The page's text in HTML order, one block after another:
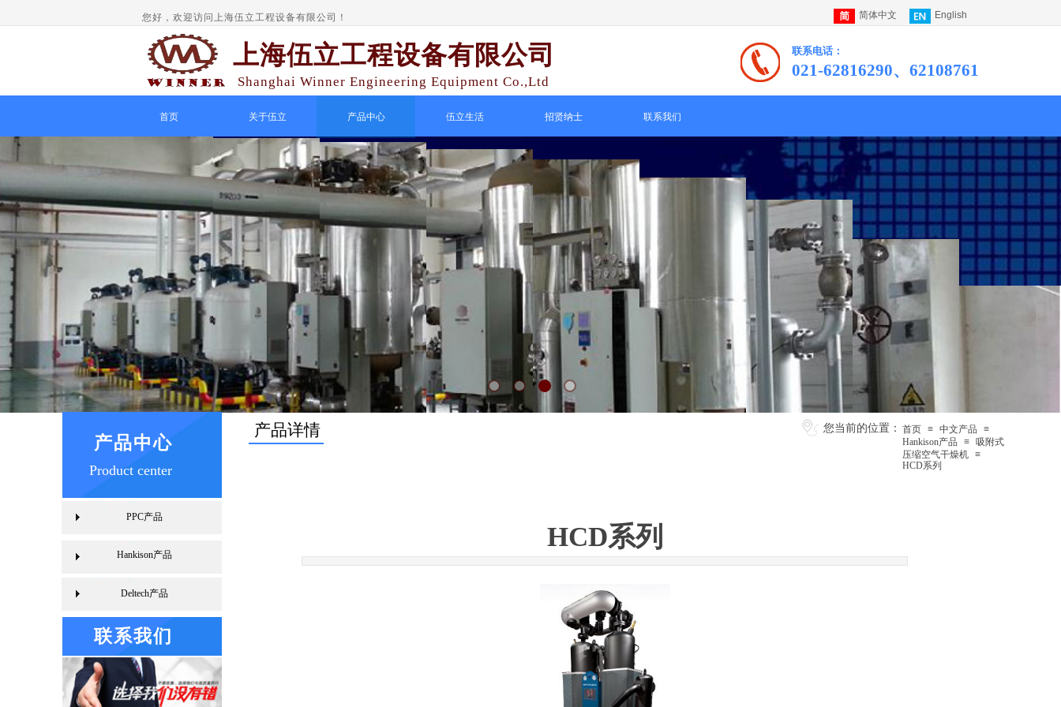
您好，欢迎访问上海伍立工程设备有限公司！ 简体中文 English
Shanghai Winner Engineering Equipment Co.,Ltd
上海伍立工程设备有限公司 联系电话：
021-62816290、62108761
首页 关于伍立 产品中心 伍立生活 招贤纳士 联系我们
产品详情 您当前的位置： 首页 ≡ 中文产品
≡
Hankison产品
≡ 吸附式
压缩空气干燥机 ≡
HCD系列
产品中心
Product center
PPC产品
Hankison产品
Deltech产品
HCD系列
联系我们